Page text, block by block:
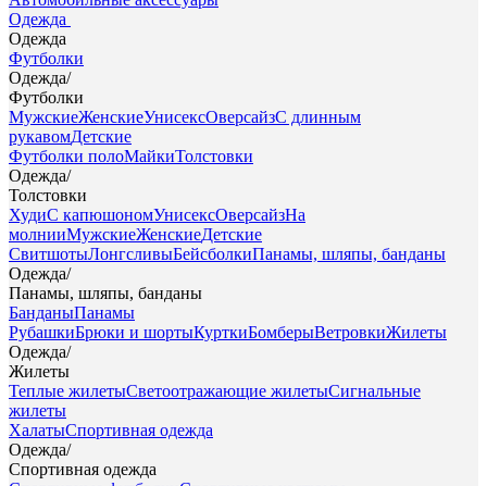
Одежда
Одежда
Футболки
Одежда/
Футболки
МужскиеЖенскиеУнисексОверсайзС длинным
рукавомДетские
Футболки полоМайкиТолстовки
Одежда/
Толстовки
ХудиС капюшономУнисексОверсайзНа
молнииМужскиеЖенскиеДетские
СвитшотыЛонгсливыБейсболкиПанамы, шляпы, банданы
Одежда/
Панамы, шляпы, банданы
БанданыПанамы
РубашкиБрюки и шортыКурткиБомберыВетровкиЖилеты
Одежда/
Жилеты
Теплые жилетыСветоотражающие жилетыСигнальные
жилеты
ХалатыСпортивная одежда
Одежда/
Спортивная одежда